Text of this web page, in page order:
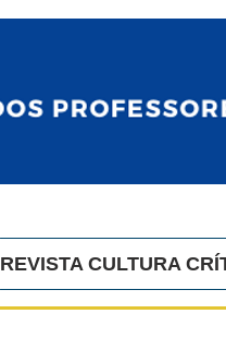
REVISTA CULTURA